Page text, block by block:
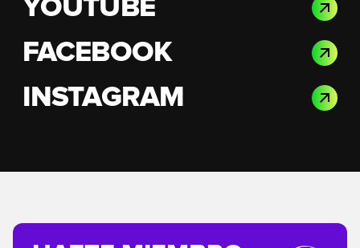
YOUTUBE
FACEBOOK
INSTAGRAM